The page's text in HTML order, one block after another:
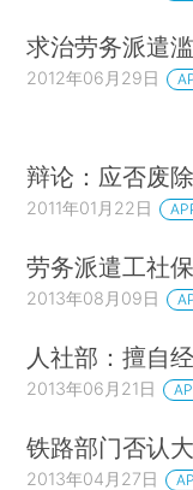
求治劳务派遣
2012年06月29日
辩论：应否废
2011年01月22日
劳务派遣工社
2013年08月09日
人社部：擅自
2013年06月21日
铁路部门否认
2013年04月27日